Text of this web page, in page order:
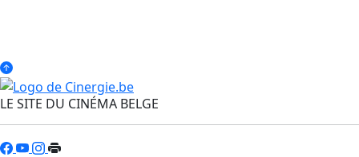
LE SITE DU CINÉMA BELGE